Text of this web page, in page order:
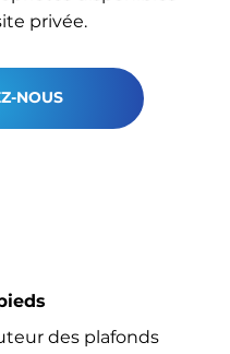
privée.
NOUS
des plafonds